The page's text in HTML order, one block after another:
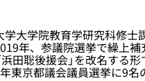
大学院教育学研究科修士
年、参議院選挙で繰上
田聡後援会」を改名する形
東京都議会議員選挙に9